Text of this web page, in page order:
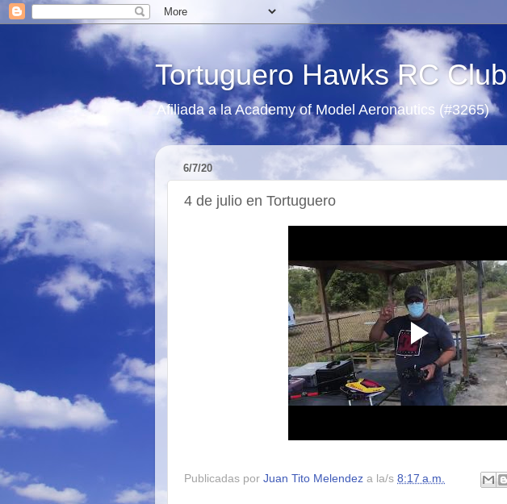
Tortuguero Hawks RC Club
Afiliada a la Academy of Model Aeronautics (#3265)
6/7/20
4 de julio en Tortuguero
Publicadas por Juan Tito Melendez a la/s 8:17 a.m.